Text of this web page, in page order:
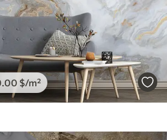
.00 $/m²